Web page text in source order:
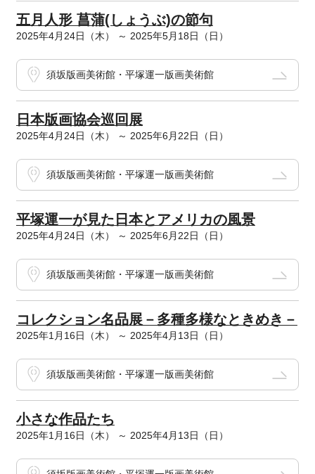
五月人形 菖蒲(しょうぶ)の節句
2025年4月24日（木） ～ 2025年5月18日（日）
須坂版画美術館・平塚運一版画美術館
日本版画協会巡回展
2025年4月24日（木） ～ 2025年6月22日（日）
須坂版画美術館・平塚運一版画美術館
平塚運一が見た日本とアメリカの風景
2025年4月24日（木） ～ 2025年6月22日（日）
須坂版画美術館・平塚運一版画美術館
コレクション名品展－多種多様なときめき－
2025年1月16日（木） ～ 2025年4月13日（日）
須坂版画美術館・平塚運一版画美術館
小さな作品たち
2025年1月16日（木） ～ 2025年4月13日（日）